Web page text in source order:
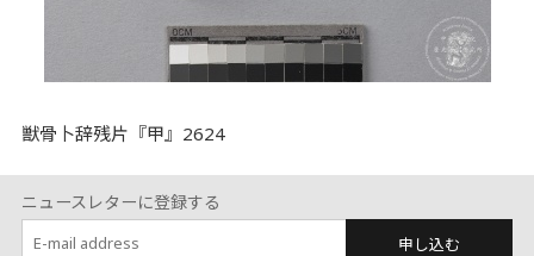
獣骨卜辞残片『甲』2624
ニュースレターに登録する
申し込む